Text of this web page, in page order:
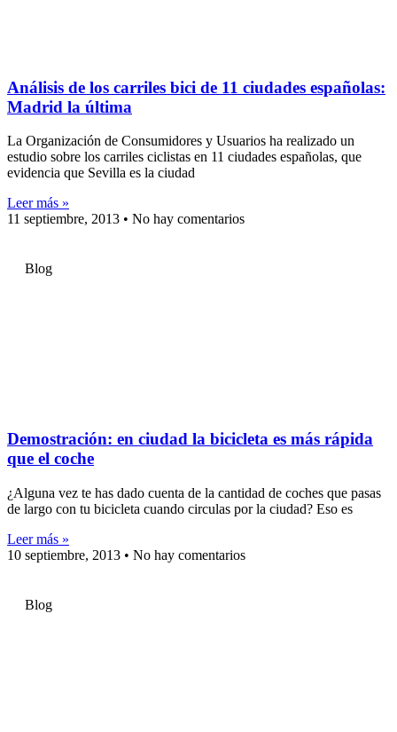
Análisis de los carriles bici de 11 ciudades españolas:
Madrid la última
La Organización de Consumidores y Usuarios ha realizado un
estudio sobre los carriles ciclistas en 11 ciudades españolas, que
evidencia que Sevilla es la ciudad
Leer más »
11 septiembre, 2013
No hay comentarios
Blog
Demostración: en ciudad la bicicleta es más rápida
que el coche
¿Alguna vez te has dado cuenta de la cantidad de coches que pasas
de largo con tu bicicleta cuando circulas por la ciudad? Eso es
Leer más »
10 septiembre, 2013
No hay comentarios
Blog